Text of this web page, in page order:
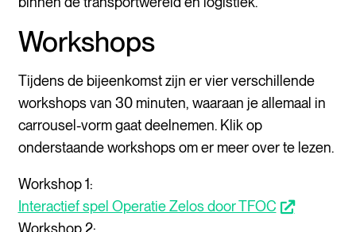
Workshops
Tijdens de bijeenkomst zijn er vier verschillende
workshops van 30 minuten, waaraan je allemaal in
carrousel-vorm gaat deelnemen. Klik op
onderstaande workshops om er meer over te lezen.
Workshop 1:
Interactief spel Operatie Zelos door TFOC
opent nieuw scherm